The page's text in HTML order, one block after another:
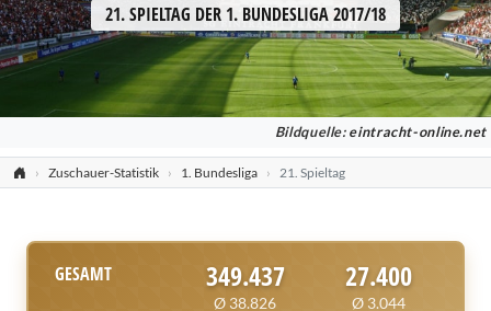
21. SPIELTAG DER 1. BUNDESLIGA 2017/18
Bildquelle: eintracht-online.net
Zuschauer-Statistik 1. Bundesliga 21. Spieltag
GESAMT 349.437
Ø 38.826
27.400
Ø 3.044